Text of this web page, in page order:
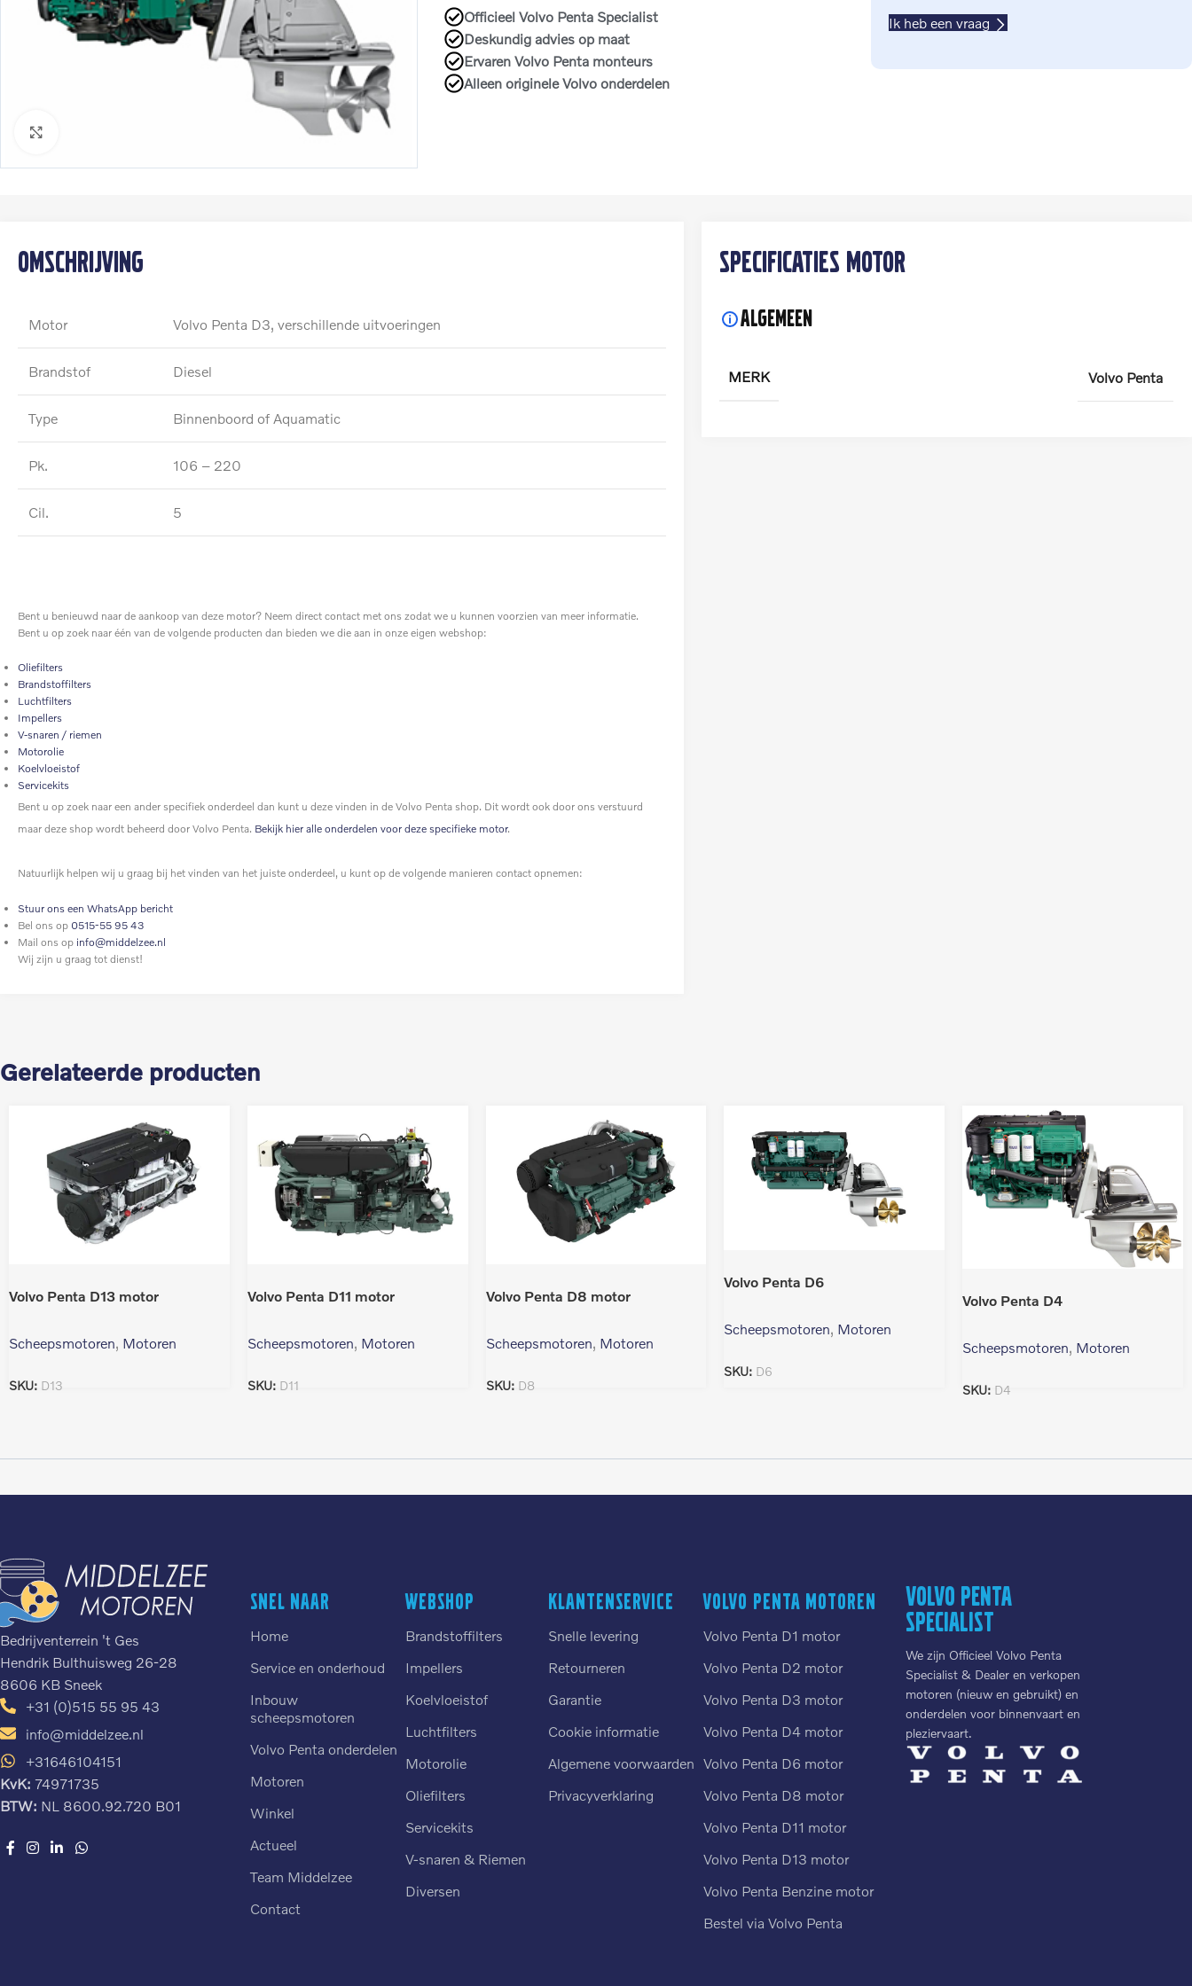
Officieel Volvo Penta Specialist
Deskundig advies op maat
Ervaren Volvo Penta monteurs
Alleen originele Volvo onderdelen
Ik heb een vraag
Omschrijving
Motor Volvo Penta D3, verschillende uitvoeringen
Brandstof Diesel
Type Binnenboord of Aquamatic
Pk. 106 – 220
Cil. 5
Bent u benieuwd naar de aankoop van deze motor? Neem direct contact met ons zodat we u kunnen voorzien van meer informatie.
Bent u op zoek naar één van de volgende producten dan bieden we die aan in onze eigen webshop:
Oliefilters
Brandstoffilters
Luchtfilters
Impellers
V-snaren / riemen
Motorolie
Koelvloeistof
Servicekits
Bent u op zoek naar een ander specifiek onderdeel dan kunt u deze vinden in de Volvo Penta shop. Dit wordt ook door ons verstuurd
maar deze shop wordt beheerd door Volvo Penta. Bekijk hier alle onderdelen voor deze specifieke motor.
Natuurlijk helpen wij u graag bij het vinden van het juiste onderdeel, u kunt op de volgende manieren contact opnemen:
Stuur ons een WhatsApp bericht
Bel ons op 0515-55 95 43
Mail ons op info@middelzee.nl
Wij zijn u graag tot dienst!
Specificaties motor
Algemeen
MERK Volvo Penta
Gerelateerde producten
Volvo Penta D13 motor
Scheepsmotoren, Motoren
SKU: D13
Volvo Penta D11 motor
Scheepsmotoren, Motoren
SKU: D11
Volvo Penta D8 motor
Scheepsmotoren, Motoren
SKU: D8
Volvo Penta D6
Scheepsmotoren, Motoren
SKU: D6
Volvo Penta D4
Scheepsmotoren, Motoren
SKU: D4
Bedrijventerrein 't Ges
Hendrik Bulthuisweg 26-28
8606 KB Sneek
+31 (0)515 55 95 43
info@middelzee.nl
+31646104151
KvK: 74971735
BTW: NL 8600.92.720 B01
Snel naar
Home
Service en onderhoud
Inbouw
scheepsmotoren
Volvo Penta onderdelen
Motoren
Winkel
Actueel
Team Middelzee
Contact
Webshop
Brandstoffilters
Impellers
Koelvloeistof
Luchtfilters
Motorolie
Oliefilters
Servicekits
V-snaren & Riemen
Diversen
Klantenservice
Snelle levering
Retourneren
Garantie
Cookie informatie
Algemene voorwaarden
Privacyverklaring
Volvo Penta motoren
Volvo Penta D1 motor
Volvo Penta D2 motor
Volvo Penta D3 motor
Volvo Penta D4 motor
Volvo Penta D6 motor
Volvo Penta D8 motor
Volvo Penta D11 motor
Volvo Penta D13 motor
Volvo Penta Benzine motor
Bestel via Volvo Penta
Volvo Penta
Specialist
We zijn Officieel Volvo Penta
Specialist & Dealer en verkopen
motoren (nieuw en gebruikt) en
onderdelen voor binnenvaart en
pleziervaart.